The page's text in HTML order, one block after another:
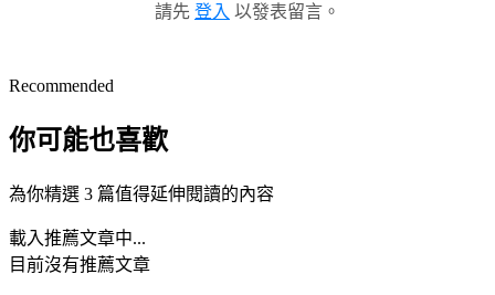
請先 登入 以發表留言。
Recommended
你可能也喜歡
為你精選 3 篇值得延伸閱讀的內容
載入推薦文章中...
目前沒有推薦文章